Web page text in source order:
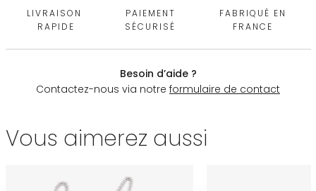
LIVRAISON
RAPIDE
PAIEMENT
SÉCURISÉ
FABRIQUÉ EN
FRANCE
Besoin d’aide ?
Contactez-nous via notre formulaire de contact
Vous aimerez aussi